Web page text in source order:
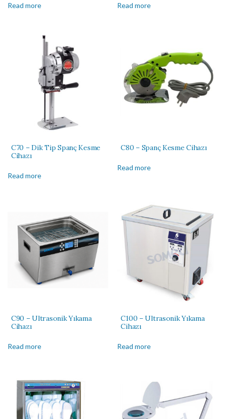
Read more Read more
C70 – Dik Tip Spanç Kesme
Cihazı
Read more
C80 – Spanç Kesme Cihazı
Read more
C90 – Ultrasonik Yıkama
Cihazı
Read more
C100 – Ultrasonik Yıkama
Cihazı
Read more